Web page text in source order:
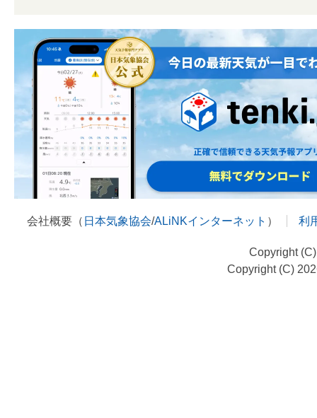
会社概要（ 日本気象協会/ALiNKインターネット ） 利
Copyright
Copyright (C)